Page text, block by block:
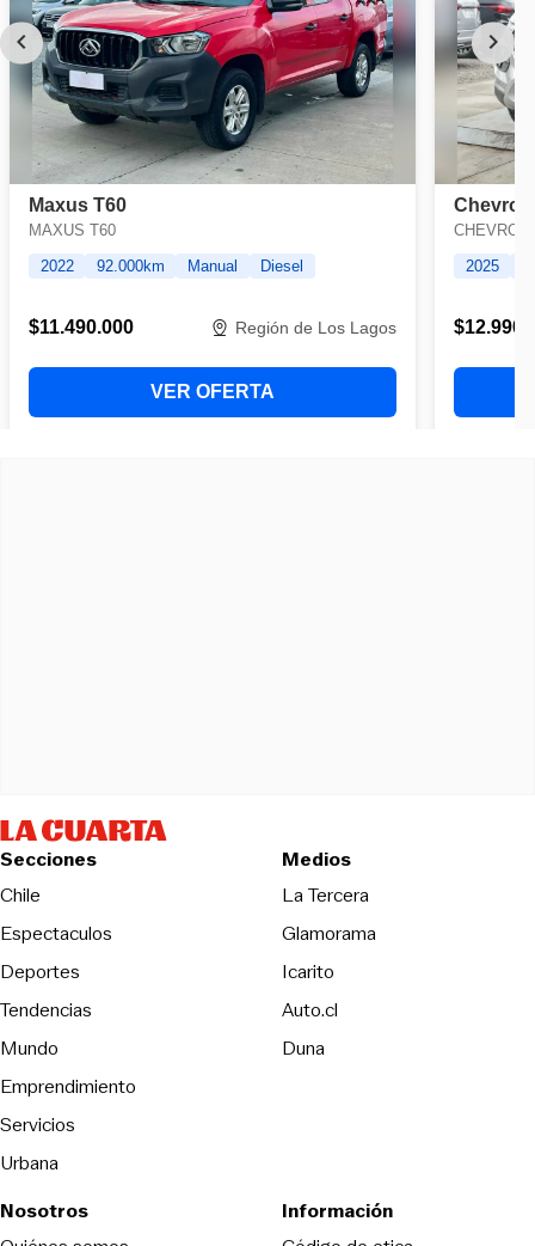
Secciones
Chile
Espectaculos
Deportes
Tendencias
Mundo
Emprendimiento
Servicios
Urbana
Medios
La TerceraOpens in new
Glamorama
Icarito
Auto.cl
DunaOpens in new window
Nosotros
Información